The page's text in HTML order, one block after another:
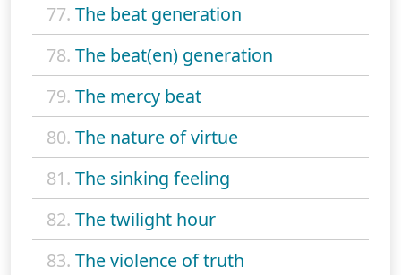
77. The beat generation
78. The beat(en) generation
79. The mercy beat
80. The nature of virtue
81. The sinking feeling
82. The twilight hour
83. The violence of truth